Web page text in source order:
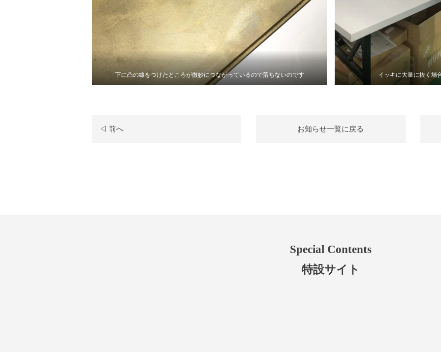
下に凸の線をつけたところが微妙につながっているので落ちないのです イッキに大量に抜く場
◁ 前へ お知らせ一覧に戻る
Special Contents
特設サイト